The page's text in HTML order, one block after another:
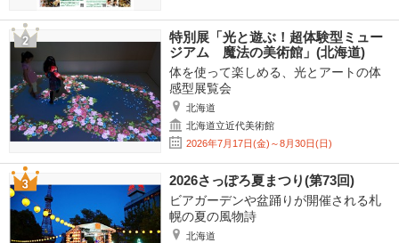
特別展「光と遊ぶ！超体験型ミュー
ジアム 魔法の美術館」(北海道)
体を使って楽しめる、光とアートの体
感型展覧会
北海道
北海道立近代美術館
2026年7月17日(金)～8月30日(日)
2026さっぽろ夏まつり(第73回)
ビアガーデンや盆踊りが開催される札
幌の夏の風物詩
北海道